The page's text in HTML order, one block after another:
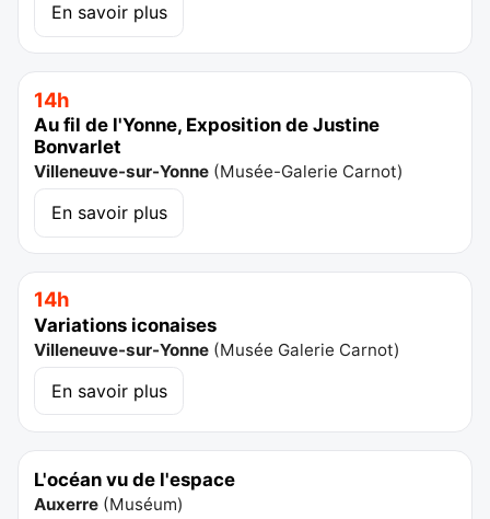
En savoir plus
14h
Au fil de l'Yonne, Exposition de Justine
Bonvarlet
Villeneuve-sur-Yonne (Musée-Galerie Carnot)
En savoir plus
14h
Variations iconaises
Villeneuve-sur-Yonne (Musée Galerie Carnot)
En savoir plus
L'océan vu de l'espace
Auxerre (Muséum)